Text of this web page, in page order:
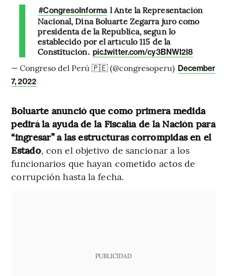
#CongresoInforma l Ante la Representación
Nacional, Dina Boluarte Zegarra juró como
presidenta de la República, según lo
establecido por el artículo 115 de la
Constitución. pic.twitter.com/cy3BNWI2I8
— Congreso del Perú 🇵🇪 (@congresoperu) December
7, 2022
Boluarte anunció que como primera medida
pedirá la ayuda de la Fiscalía de la Nación para
“ingresar” a las estructuras corrompidas en el
Estado, con el objetivo de sancionar a los
funcionarios que hayan cometido actos de
corrupción hasta la fecha.
PUBLICIDAD